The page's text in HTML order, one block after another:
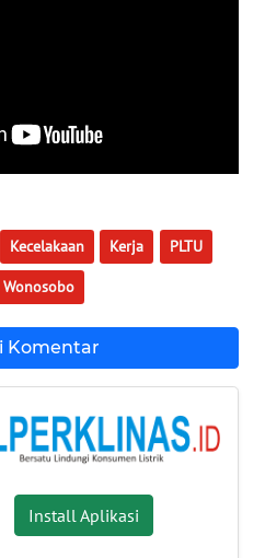
Kecelakaan Kerja PLTU
Wonosobo
Komentar
Install Aplikasi